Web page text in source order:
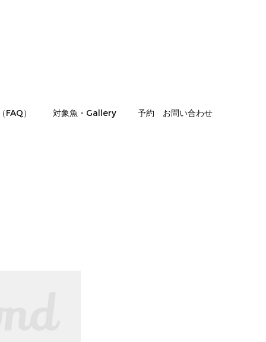
FAQ） 対象魚・Gallery 予約 お問い合わせ